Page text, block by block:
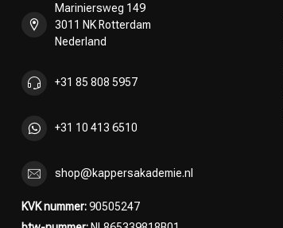
Mariniersweg 149
3011 NK Rotterdam
Nederland
+31 85 808 5957
+31 10 413 6510
shop@kappersakademie.nl
KVK nummer:90505247